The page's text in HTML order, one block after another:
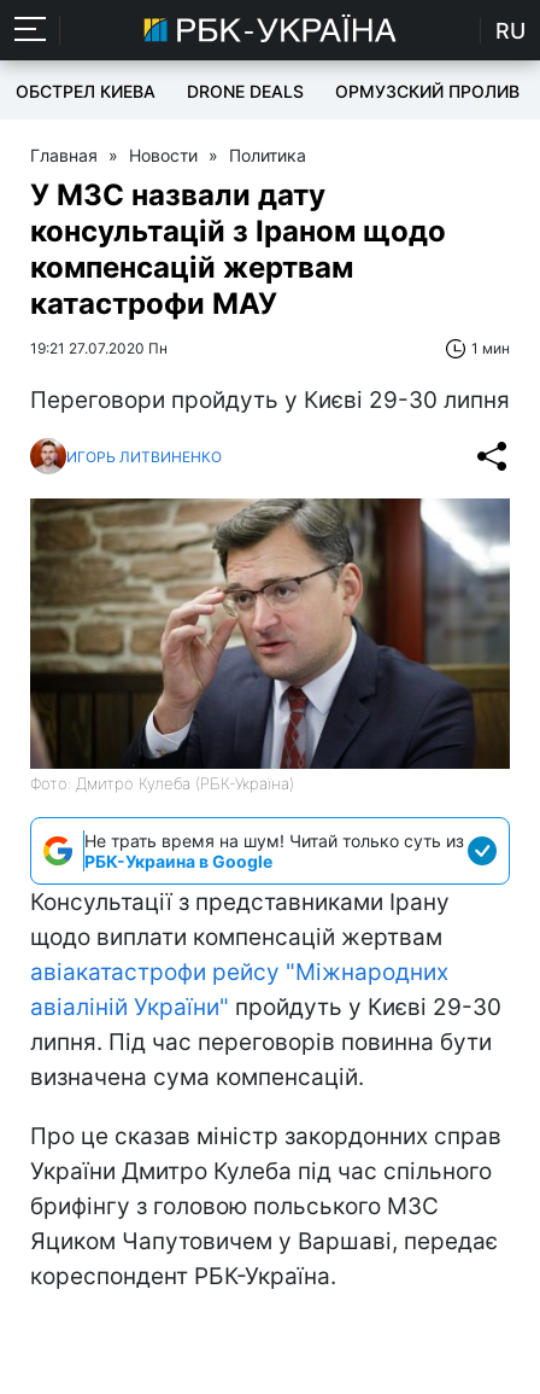
RU
ОБСТРЕЛ КИЕВА DRONE DEALS ОРМУЗСКИЙ ПРОЛИВ
Главная » Новости » Политика
У МЗС назвали дату
консультацій з Іраном щодо
компенсацій жертвам
катастрофи МАУ
19:21 27.07.2020 Пн 1 мин
Переговори пройдуть у Києві 29-30 липня
ИГОРЬ ЛИТВИНЕНКО
Фото: Дмитро Кулеба (РБК-Україна)
Не трать время на шум! Читай только суть из
РБК-Украина в Google
Консультації з представниками Ірану
щодо виплати компенсацій жертвам
авіакатастрофи рейсу "Міжнародних
авіаліній України" пройдуть у Києві 29-30
липня. Під час переговорів повинна бути
визначена сума компенсацій.
Про це сказав міністр закордонних справ
України Дмитро Кулеба під час спільного
брифінгу з головою польського МЗС
Яциком Чапутовичем у Варшаві, передає
кореспондент РБК-Україна.